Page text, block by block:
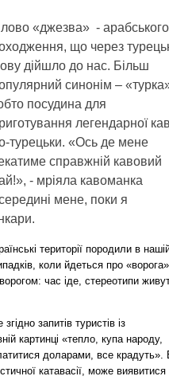
«джезва» - арабського
що через
дійшло до нас. Більш
синонім –
посудина для
легендарної
турецьки. «Ось де мене
справжній кавовий
- мріяла кавоманка
мене, поки я
території породили в
коли йдеться про
час іде, стереотипи
запитів туристів із
картинці «тепло, купа народу,
доларами, все крадуть».
катавасії, може виявитися